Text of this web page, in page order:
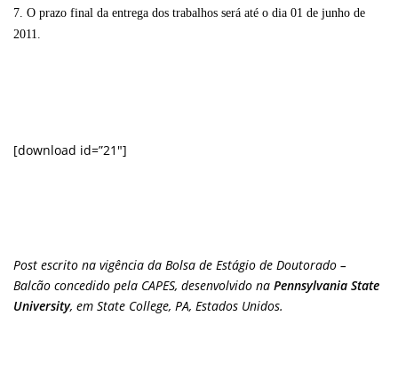
7. O prazo final da entrega dos trabalhos será até o dia 01 de junho de
2011.
[download id=”21″]
Post escrito na vigência da Bolsa de Estágio de Doutorado –
Balcão concedido pela CAPES, desenvolvido na Pennsylvania State
University, em State College, PA, Estados Unidos.